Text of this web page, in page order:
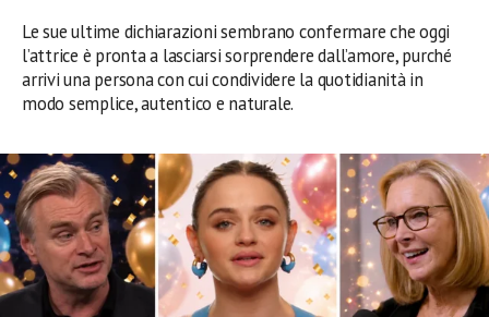
Le sue ultime dichiarazioni sembrano confermare che oggi
l’attrice è pronta a lasciarsi sorprendere dall’amore, purché
arrivi una persona con cui condividere la quotidianità in
modo semplice, autentico e naturale.